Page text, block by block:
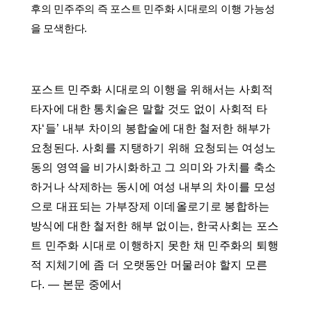
후의 민주주의 즉 포스트 민주화 시대로의 이행 가능성
을 모색한다.
포스트 민주화 시대로의 이행을 위해서는 사회적
타자에 대한 통치술은 말할 것도 없이 사회적 타
자‘들’ 내부 차이의 봉합술에 대한 철저한 해부가
요청된다. 사회를 지탱하기 위해 요청되는 여성노
동의 영역을 비가시화하고 그 의미와 가치를 축소
하거나 삭제하는 동시에 여성 내부의 차이를 모성
으로 대표되는 가부장제 이데올로기로 봉합하는
방식에 대한 철저한 해부 없이는, 한국사회는 포스
트 민주화 시대로 이행하지 못한 채 민주화의 퇴행
적 지체기에 좀 더 오랫동안 머물러야 할지 모른
다. ― 본문 중에서